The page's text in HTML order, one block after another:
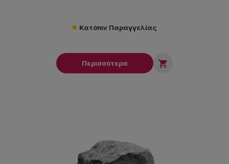
Κατόπιν Παραγγελίας
Περισσότερα 